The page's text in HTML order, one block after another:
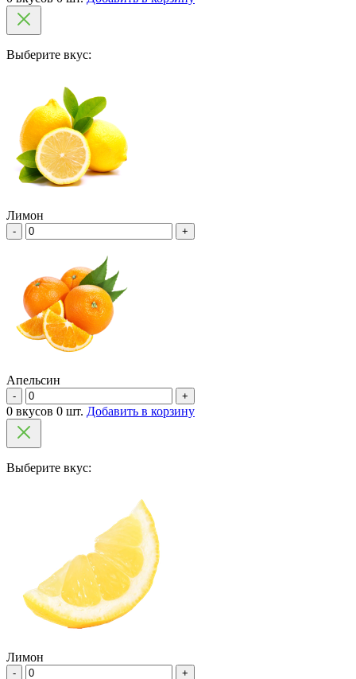
Выберите вкус:
Лимон
- +
Апельсин
- +
0 вкусов 0 шт. Добавить в корзину
Выберите вкус:
Лимон
- +